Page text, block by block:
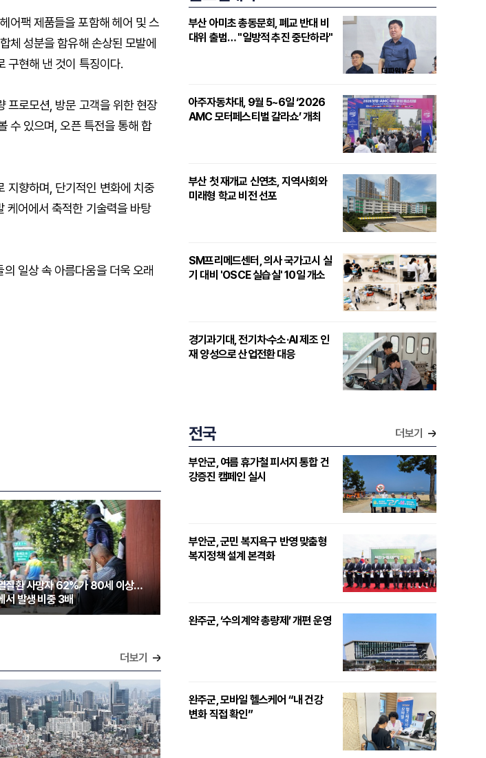
어팩 제품들을 포함해 헤어 및 스
체 성분을 함유해 손상된 모발에
구현해 낸 것이 특징이다.
프로모션, 방문 고객을 위한 현장
수 있으며, 오픈 특전을 통해 합
지향하며, 단기적인 변화에 치중
케어에서 축적한 기술력을 바탕
일상 속 아름다움을 더욱 오래
질환 사망자 62%가 80세 이상…
서 발생 비중 3배
더보기
부산 아미초 총동문회, 폐교 반대 비
대위 출범… "일방적 추진 중단하라"
아주자동차대, 9월 5~6일 ‘2026
AMC 모터페스티벌 갈라쇼’ 개최
부산 첫 재개교 신연초, 지역사회와
미래형 학교 비전 선포
SM프리메드센터, 의사 국가고시 실
기 대비 'OSCE 실습실' 10일 개소
경기과기대, 전기차·수소·AI 제조 인
재 양성으로 산업전환 대응
전국 더보기
부안군, 여름 휴가철 피서지 통합 건
강증진 캠페인 실시
부안군, 군민 복지욕구 반영 맞춤형
복지정책 설계 본격화
완주군, ‘수의계약 총량제’ 개편 운영
완주군, 모바일 헬스케어 “내 건강
변화 직접 확인”